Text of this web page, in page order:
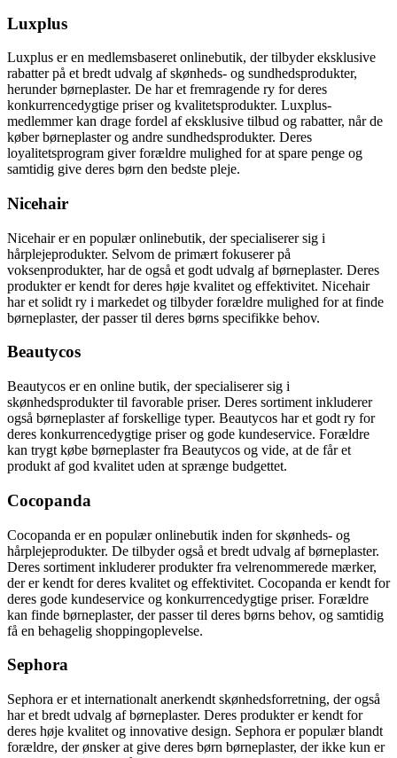
Luxplus
Luxplus er en medlemsbaseret onlinebutik, der tilbyder eksklusive
rabatter på et bredt udvalg af skønheds- og sundhedsprodukter,
herunder børneplaster. De har et fremragende ry for deres
konkurrencedygtige priser og kvalitetsprodukter. Luxplus-
medlemmer kan drage fordel af eksklusive tilbud og rabatter, når de
køber børneplaster og andre sundhedsprodukter. Deres
loyalitetsprogram giver forældre mulighed for at spare penge og
samtidig give deres børn den bedste pleje.
Nicehair
Nicehair er en populær onlinebutik, der specialiserer sig i
hårplejeprodukter. Selvom de primært fokuserer på
voksenprodukter, har de også et godt udvalg af børneplaster. Deres
produkter er kendt for deres høje kvalitet og effektivitet. Nicehair
har et solidt ry i markedet og tilbyder forældre mulighed for at finde
børneplaster, der passer til deres børns specifikke behov.
Beautycos
Beautycos er en online butik, der specialiserer sig i
skønhedsprodukter til favorable priser. Deres sortiment inkluderer
også børneplaster af forskellige typer. Beautycos har et godt ry for
deres konkurrencedygtige priser og gode kundeservice. Forældre
kan trygt købe børneplaster fra Beautycos og vide, at de får et
produkt af god kvalitet uden at sprænge budgettet.
Cocopanda
Cocopanda er en populær onlinebutik inden for skønheds- og
hårplejeprodukter. De tilbyder også et bredt udvalg af børneplaster.
Deres sortiment inkluderer produkter fra velrenommerede mærker,
der er kendt for deres kvalitet og effektivitet. Cocopanda er kendt for
deres gode kundeservice og konkurrencedygtige priser. Forældre
kan finde børneplaster, der passer til deres børns behov, og samtidig
få en behagelig shoppingoplevelse.
Sephora
Sephora er et internationalt anerkendt skønhedsforretning, der også
har et bredt udvalg af børneplaster. Deres produkter er kendt for
deres høje kvalitet og innovative design. Sephora er populær blandt
forældre, der ønsker at give deres børn børneplaster, der ikke kun er